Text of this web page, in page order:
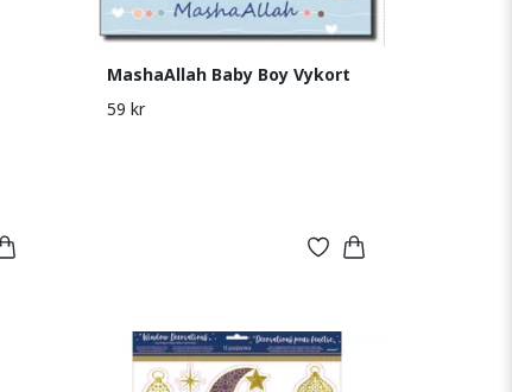
MashaAllah Baby Boy Vykort
59 kr